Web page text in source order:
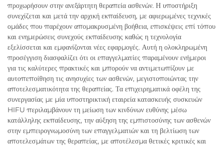
προχωρήσουν στην ανεξάρτητη θεραπεία ασθενών. Η υποστήριξη
συνεχίζεται και μετά την αρχική εκπαίδευση, με αφιερωμένες τεχνικές
ομάδες που παρέχουν απομακρυσμένη βοήθεια, επισκέψεις επί τόπου
και ενημερώσεις συνεχούς εκπαίδευσης καθώς η τεχνολογία
εξελίσσεται και εμφανίζονται νέες εφαρμογές. Αυτή η ολοκληρωμένη
προσέγγιση διασφαλίζει ότι οι επαγγελματίες παραμένουν ενήμεροι
για τις καλύτερες πρακτικές και μπορούν να αντιμετωπίζουν με
αυτοπεποίθηση τις ανησυχίες των ασθενών, μεγιστοποιώντας την
αποτελεσματικότητα της θεραπείας. Τα επιχειρηματικά οφέλη της
συνεργασίας με μία υποστηρικτική εταιρεία κατασκευής συσκευών
HIFU περιλαμβάνουν τη μείωση των κινδύνων ευθύνης μέσω
κατάλληλης εκπαίδευσης, την αύξηση της εμπιστοσύνης των ασθενών
στην εμπειρογνωμοσύνη των επαγγελματιών και τη βελτίωση των
αποτελεσμάτων της θεραπείας, με αποτέλεσμα θετικές κριτικές και